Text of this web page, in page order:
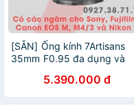
[SẴN] Ống kính 7Artisans
35mm F0.95 đa dụng và
Fujifilm - Sony - Canon EOS
M - Nikon Z và M4/3
5.390.000 đ